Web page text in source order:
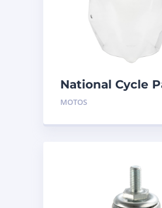
National Cycle
brise
MOTOS